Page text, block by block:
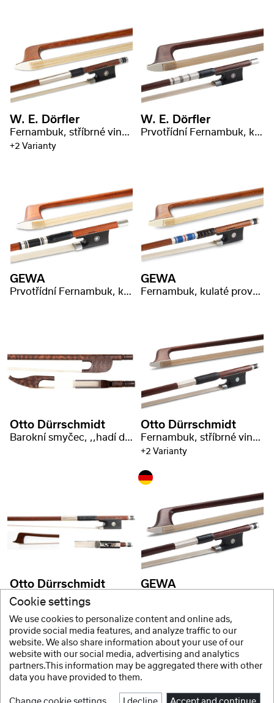
W. E. Dörfler
Fernambuk, stříbrné vinutí s razítkem
+2 Varianty
W. E. Dörfler
Prvotřídní Fernambuk, kulaté provedení
GEWA
Prvotřídní Fernambuk, kulaté provedení
GEWA
Fernambuk, kulaté provedení, razítko ,,C. Malot*"
Otto Dürrschmidt
Barokní smyčec, ,,hadí dřevo", kulaté provedení
Otto Dürrschmidt
Fernambuk, stříbrné vinutí s razítkem
+2 Varianty
Otto Dürrschmidt GEWA
1 / 2
Cookie settings
We use cookies to personalize content and online ads,
provide social media features, and analyze traffic to our
website. We also share information about your use of our
website with our social media, advertising and analytics
partners.This information may be aggregated there with other
data you have provided to them.